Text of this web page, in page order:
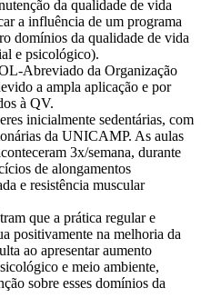
da qualidade de vida
a influência de um programa
domínios da qualidade de vida
e psicológico).
Abreviado da Organização
a ampla aplicação e por
à QV.
inicialmente sedentárias, com
da UNICAMP. As aulas
3x/semana, durante
de alongamentos
e resistência muscular
que a prática regular e
positivamente na melhoria da
ao apresentar aumento
e meio ambiente,
sobre esses domínios da